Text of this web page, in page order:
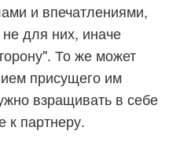
и впечатлениями,
для них, иначе
То же может
присущего им
взращивать в себе
к партнеру.